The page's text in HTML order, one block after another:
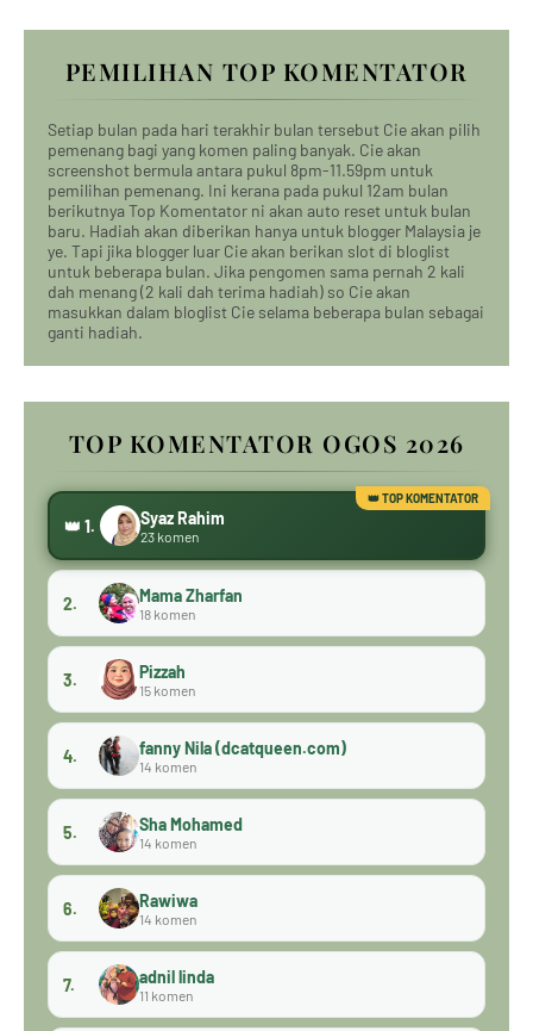
PEMILIHAN TOP KOMENTATOR
Setiap bulan pada hari terakhir bulan tersebut Cie akan pilih
pemenang bagi yang komen paling banyak. Cie akan
screenshot bermula antara pukul 8pm-11.59pm untuk
pemilihan pemenang. Ini kerana pada pukul 12am bulan
berikutnya Top Komentator ni akan auto reset untuk bulan
baru. Hadiah akan diberikan hanya untuk blogger Malaysia je
ye. Tapi jika blogger luar Cie akan berikan slot di bloglist
untuk beberapa bulan. Jika pengomen sama pernah 2 kali
dah menang (2 kali dah terima hadiah) so Cie akan
masukkan dalam bloglist Cie selama beberapa bulan sebagai
ganti hadiah.
TOP KOMENTATOR OGOS 2026
👑 1. Syaz Rahim
23 komen
2. Mama Zharfan
18 komen
3. Pizzah
15 komen
4. fanny Nila (dcatqueen.com)
14 komen
5. Sha Mohamed
14 komen
6. Rawiwa
14 komen
7. adnil linda
11 komen